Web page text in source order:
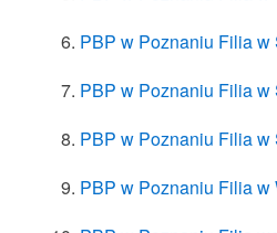
PBP w Poznaniu Filia w
PBP w Poznaniu Filia w
PBP w Poznaniu Filia w
PBP w Poznaniu Filia w